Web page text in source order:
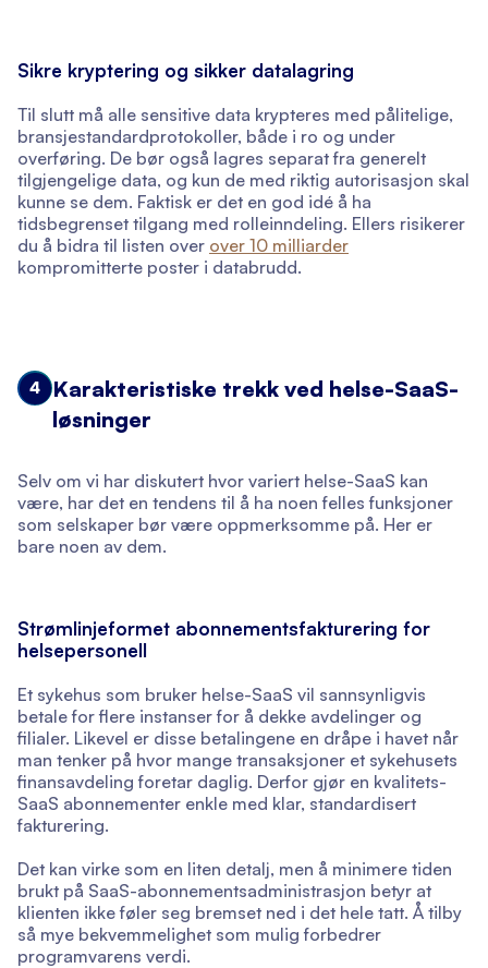
Sikre kryptering og sikker datalagring
Til slutt må alle sensitive data krypteres med pålitelige,
bransjestandardprotokoller, både i ro og under
overføring. De bør også lagres separat fra generelt
tilgjengelige data, og kun de med riktig autorisasjon skal
kunne se dem. Faktisk er det en god idé å ha
tidsbegrenset tilgang med rolleinndeling. Ellers risikerer
du å bidra til listen over over 10 milliarder
kompromitterte poster i databrudd.
4
Karakteristiske trekk ved helse-SaaS-
løsninger
Selv om vi har diskutert hvor variert helse-SaaS kan
være, har det en tendens til å ha noen felles funksjoner
som selskaper bør være oppmerksomme på. Her er
bare noen av dem.
Strømlinjeformet abonnementsfakturering for
helsepersonell
Et sykehus som bruker helse-SaaS vil sannsynligvis
betale for flere instanser for å dekke avdelinger og
filialer. Likevel er disse betalingene en dråpe i havet når
man tenker på hvor mange transaksjoner et sykehusets
finansavdeling foretar daglig. Derfor gjør en kvalitets-
SaaS abonnementer enkle med klar, standardisert
fakturering.
Det kan virke som en liten detalj, men å minimere tiden
brukt på SaaS-abonnementsadministrasjon betyr at
klienten ikke føler seg bremset ned i det hele tatt. Å tilby
så mye bekvemmelighet som mulig forbedrer
programvarens verdi.